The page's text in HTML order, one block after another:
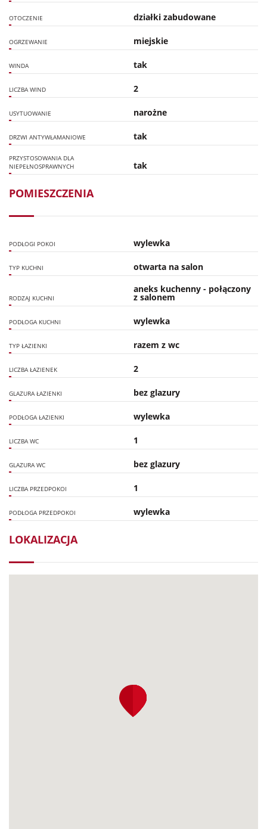
OTOCZENIE działki zabudowane
OGRZEWANIE miejskie
WINDA tak
LICZBA WIND 2
USYTUOWANIE narożne
DRZWI ANTYWŁAMANIOWE tak
PRZYSTOSOWANIA DLA
NIEPEŁNOSPRAWNYCH
tak
POMIESZCZENIA
PODŁOGI POKOI wylewka
TYP KUCHNI otwarta na salon
RODZAJ KUCHNI
aneks kuchenny - połączony
z salonem
PODŁOGA KUCHNI wylewka
TYP ŁAZIENKI razem z wc
LICZBA ŁAZIENEK 2
GLAZURA ŁAZIENKI bez glazury
PODŁOGA ŁAZIENKI wylewka
LICZBA WC 1
GLAZURA WC bez glazury
LICZBA PRZEDPOKOI 1
PODŁOGA PRZEDPOKOI wylewka
LOKALIZACJA